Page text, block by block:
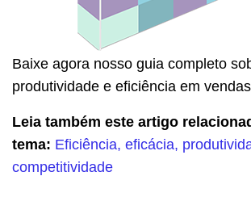
Baixe agora nosso guia completo
produtividade e eficiência em
Leia também este artigo
tema: Eficiência, eficácia,
competitividade